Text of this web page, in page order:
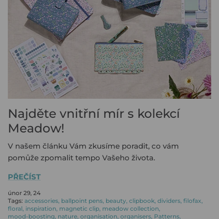
KOUPIT KOŽENÝ DIÁŘ
ROZPOČET SE SAFFIANO ZIP
PAPÍRY A PŘÍSLUŠENSTVÍ PRO
PLÁNOVAČE
KOUPIT PLÁNOVAČ
KOUPIT NÁPLŇ DO PORTFOLIA
KOUPIT NÁPLŇ DO ZÁPISNÍKU
KOUPIT ARCHIVAČNÍ POŘADAČ
Najděte vnitřní mír s kolekcí
Meadow!
V našem článku Vám zkusíme poradit, co vám
pomůže zpomalit tempo Vašeho života.
PŘEČÍST
únor 29, 24
Tags: accessories ballpoint pens beauty clipbook dividers filofax
floral inspiration magnetic clip meadow collection
mood-boosting nature organisation organisers Patterns